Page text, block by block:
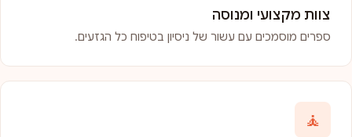
צוות מקצועי ומנוסה
ספרים מוסמכים עם עשור של ניסיון בטיפוח כל הגזעים.
🧘